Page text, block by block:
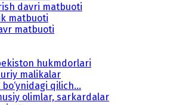
davri matbuoti
matbuoti
matbuoti
hukmdorlari
malikalar
bo‘ynidagi qilich...
olimlar, sarkardalar